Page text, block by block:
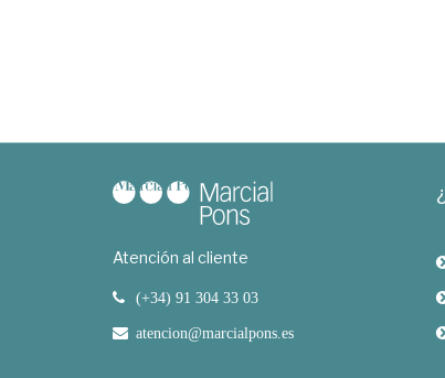
Atención al cliente
(+34) 91 304 33 03
atencion@marcialpons.es